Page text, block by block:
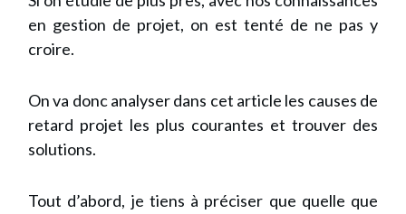
en gestion de projet, on est tenté de ne pas y
croire.
On va donc analyser dans cet article les causes de
retard projet les plus courantes et trouver des
solutions.
Tout d’abord, je tiens à préciser que quelle que